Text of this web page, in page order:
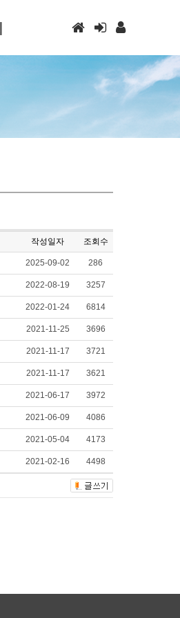
작성일자 조회수
2025-09-02 286
2022-08-19 3257
2022-01-24 6814
2021-11-25 3696
2021-11-17 3721
2021-11-17 3621
2021-06-17 3972
2021-06-09 4086
2021-05-04 4173
2021-02-16 4498